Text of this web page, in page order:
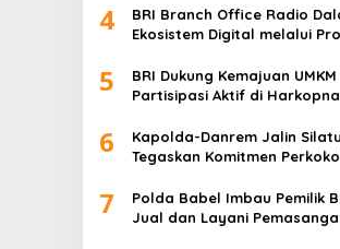
Awak Media
4
BRI Branch Office Radio
Ekosistem Digital melalui
5
BRI Dukung Kemajuan
Partisipasi Aktif di
6
Kapolda-Danrem Jalin
Tegaskan Komitmen
7
Polda Babel Imbau Pemilik
Jual dan Layani